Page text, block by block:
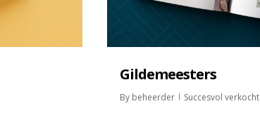
Gildemeesters
By beheerder Succesvol verkocht